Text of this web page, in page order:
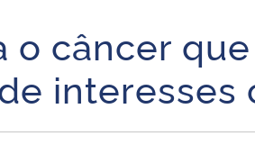
Advocacia-Geral da União Banco
o câncer
interesses